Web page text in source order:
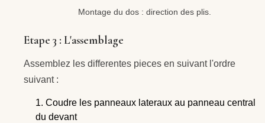
Montage du dos : direction des plis.
Etape 3 : L'assemblage
Assemblez les differentes pieces en suivant l'ordre
suivant :
Coudre les panneaux lateraux au panneau central
du devant